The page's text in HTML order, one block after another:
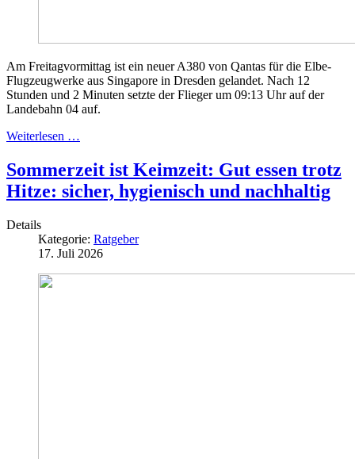
Am Freitagvormittag ist ein neuer A380 von Qantas für die Elbe-
Flugzeugwerke aus Singapore in Dresden gelandet. Nach 12
Stunden und 2 Minuten setzte der Flieger um 09:13 Uhr auf der
Landebahn 04 auf.
Weiterlesen …
Sommerzeit ist Keimzeit: Gut essen trotz
Hitze: sicher, hygienisch und nachhaltig
Details
Kategorie: Ratgeber
17. Juli 2026